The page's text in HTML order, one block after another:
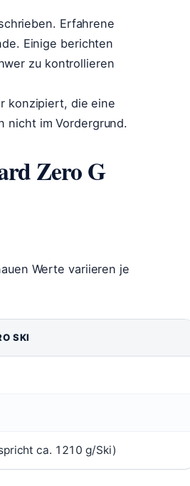
Erfahrene
Einige berichten
zu kontrollieren
konzipiert, die eine
nicht im Vordergrund.
Zero G
Werte variieren je
SKI
ca. 1210 g/Ski)